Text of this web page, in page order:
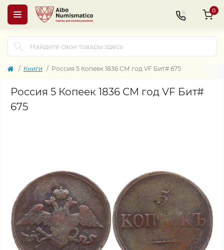
0
Книги Россия 5 Копеек 1836 СМ год VF Бит# 675
Россия 5 Копеек 1836 СМ год VF Бит#
675